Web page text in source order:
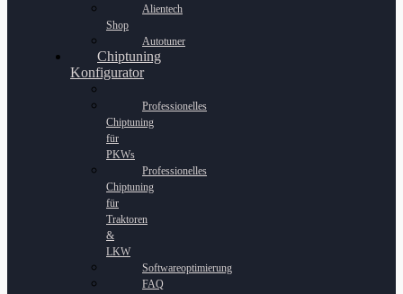
Alientech
Shop
Autotuner
Chiptuning
Konfigurator
Professionelles
Chiptuning
für
PKWs
Professionelles
Chiptuning
für
Traktoren
&
LKW
Softwareoptimierung
FAQ